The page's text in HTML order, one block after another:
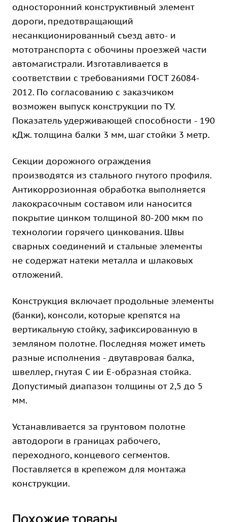
односторонний конструктивный элемент
дороги, предотвращающий
несанкционированный съезд авто- и
мототранспорта с обочины проезжей части
автомагистрали. Изготавливается в
соответствии с требованиями ГОСТ 26084-
2012. По согласованию с заказчиком
возможен выпуск конструкции по ТУ.
Показатель удерживающей способности - 190
кДж. толщина балки 3 мм, шаг стойки 3 метр.
Секции дорожного ограждения
производятся из стального гнутого профиля.
Антикоррозионная обработка выполняется
лакокрасочным составом или наносится
покрытие цинком толщиной 80-200 мкм по
технологии горячего цинкования. Швы
сварных соединений и стальные элементы
не содержат натеки металла и шлаковых
отложений.
Конструкция включает продольные элементы
(банки), консоли, которые крепятся на
вертикальную стойку, зафиксированную в
земляном полотне. Последняя может иметь
разные исполнения - двутавровая балка,
швеллер, гнутая С ии Е-образная стойка.
Допустимый диапазон толщины от 2,5 до 5
мм.
Устанавливается за грунтовом полотне
автодороги в границах рабочего,
переходного, концевого сегментов.
Поставляется в крепежом для монтажа
конструкции.
Похожие товары